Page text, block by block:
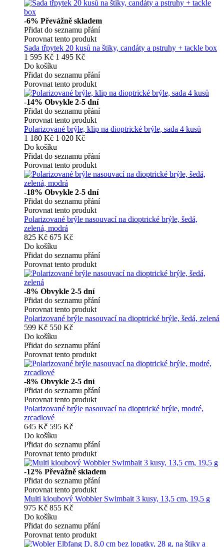
-6% Převážně skladem
Přidat do seznamu přání
Porovnat tento produkt
Sada třpytek 20 kusů na štiky, candáty a pstruhy + tackle box
1 595 Kč 1 495 Kč
Do košíku
Přidat do seznamu přání
Porovnat tento produkt
-14% Obvykle 2-5 dní
Přidat do seznamu přání
Porovnat tento produkt
Polarizované brýle, klip na dioptrické brýle, sada 4 kusů
1 180 Kč 1 020 Kč
Do košíku
Přidat do seznamu přání
Porovnat tento produkt
-18% Obvykle 2-5 dní
Přidat do seznamu přání
Porovnat tento produkt
Polarizované brýle nasouvací na dioptrické brýle, šedá,
zelená, modrá
825 Kč 675 Kč
Do košíku
Přidat do seznamu přání
Porovnat tento produkt
-8% Obvykle 2-5 dní
Přidat do seznamu přání
Porovnat tento produkt
Polarizované brýle nasouvací na dioptrické brýle, šedá, zelená
599 Kč 550 Kč
Do košíku
Přidat do seznamu přání
Porovnat tento produkt
-8% Obvykle 2-5 dní
Přidat do seznamu přání
Porovnat tento produkt
Polarizované brýle nasouvací na dioptrické brýle, modré,
zrcadlové
645 Kč 595 Kč
Do košíku
Přidat do seznamu přání
Porovnat tento produkt
-12% Převážně skladem
Přidat do seznamu přání
Porovnat tento produkt
Multi kloubový Wobbler Swimbait 3 kusy, 13,5 cm, 19,5 g
975 Kč 855 Kč
Do košíku
Přidat do seznamu přání
Porovnat tento produkt